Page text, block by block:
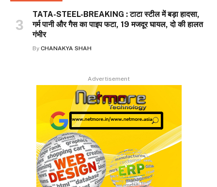
TATA-STEEL-BREAKING : टाटा स्टील में बड़ा हादसा,
गर्म पानी और गैस का पाइप फटा, 19 मजदूर घायल, दो की हालत
गंभीर
By CHANAKYA SHAH
Advertisement